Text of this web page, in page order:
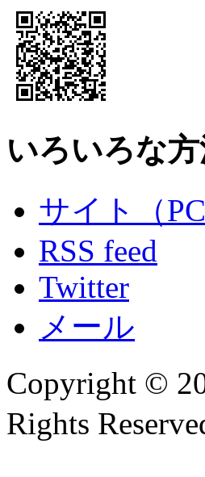
いろいろな
サイト（
RSS feed
Twitter
メール
Copyright ©
Rights